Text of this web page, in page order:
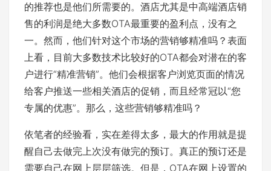
的推荐也是他们所需要的。酒店尤其是中高端酒店销
售的利润是绝大多数OTA最重要的盈利点，没有之
一。然而，他们针对这个市场的营销够精准吗？表面
上看，目前大多数技术比较好的OTA都会对潜在的客
户进行“精准营销”。他们会根据客户浏览页面的情况
给客户推送一些相关酒店的促销，而且经常冠以“您
专属的优惠”。那么，这些营销够精准吗？
依笔者的经验看，实在差得太多，最大的作用就是提
醒自己去做完上次没有做完的预订。真正的预订还是
需要自己在网上层层筛选。但是，OTA在网上设置的